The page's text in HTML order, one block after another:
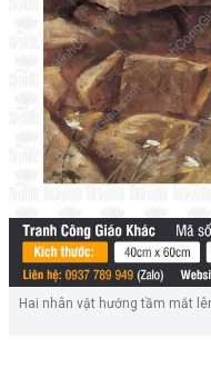
Hai nhân vật hướng tầm mắt